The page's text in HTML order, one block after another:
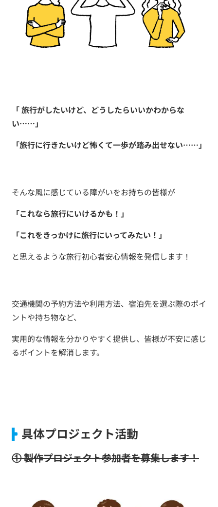
「 旅行がしたいけど、どうしたらいいかわからな
い……」
「旅行に行きたいけど怖くて一歩が踏み出せない……」
そんな風に感じている障がいをお持ちの皆様が
「これなら旅行にいけるかも！」
「これをきっかけに旅行にいってみたい！」
と思えるような旅行初心者安心情報を発信します！
交通機関の予約方法や利用方法、宿泊先を選ぶ際のポイ
ントや持ち物など、
実用的な情報を分かりやすく提供し、皆様が不安に感じ
るポイントを解消します。
具体プロジェクト活動
①製作プロジェクト参加者を募集します！